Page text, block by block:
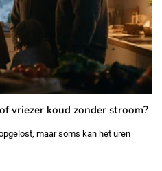
vriezer koud zonder stroom?
maar soms kan het uren